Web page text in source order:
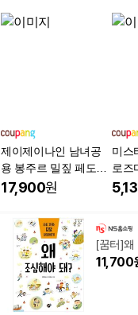
제이제이나인 남녀공
용 봉주르 밀짚 페도라
모자 JS305 여성왕골/
17,900원
미스
로즈
질 공
[꿈터]왜
11,700